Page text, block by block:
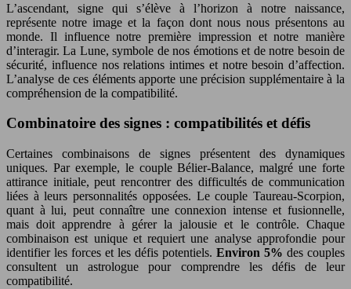
L’ascendant, signe qui s’élève à l’horizon à notre naissance,
représente notre image et la façon dont nous nous présentons au
monde. Il influence notre première impression et notre manière
d’interagir. La Lune, symbole de nos émotions et de notre besoin de
sécurité, influence nos relations intimes et notre besoin d’affection.
L’analyse de ces éléments apporte une précision supplémentaire à la
compréhension de la compatibilité.
Combinatoire des signes : compatibilités et défis
Certaines combinaisons de signes présentent des dynamiques
uniques. Par exemple, le couple Bélier-Balance, malgré une forte
attirance initiale, peut rencontrer des difficultés de communication
liées à leurs personnalités opposées. Le couple Taureau-Scorpion,
quant à lui, peut connaître une connexion intense et fusionnelle,
mais doit apprendre à gérer la jalousie et le contrôle. Chaque
combinaison est unique et requiert une analyse approfondie pour
identifier les forces et les défis potentiels. Environ 5% des couples
consultent un astrologue pour comprendre les défis de leur
compatibilité.